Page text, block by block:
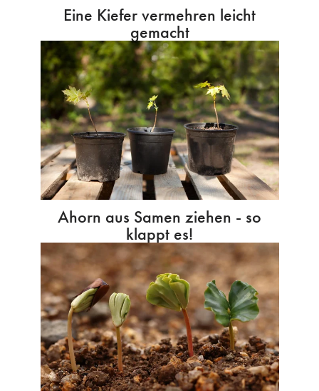
Eine Kiefer vermehren leicht
gemacht
Ahorn aus Samen ziehen - so
klappt es!